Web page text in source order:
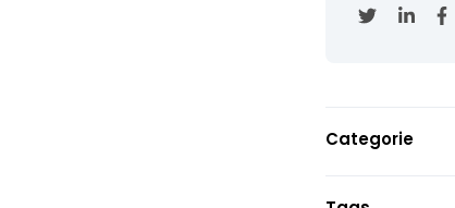
Categorie